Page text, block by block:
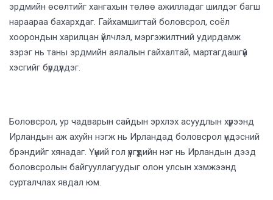
эрдмийн өсөлтийг хангахын төлөө ажилладаг шилдэг багш
нараараа бахархдаг. Гайхамшигтай боловсрол, соёл
хоорондын харилцан үйлчлэл, мэргэжилтний удирдамж
зэрэг нь таны эрдмийн аялалын гайхалтай, мартагдашгүй
хэсгийг бүрдүүлдэг.
Боловсрол, ур чадварын сайдын эрхлэх асуудлын хүрээнд
Ирландын аж ахуйн нэгж нь Ирландад боловсрол үндэсний
брэндийг хянадаг. Үүний гол үүргүүдийн нэг нь Ирландын дээд
боловсролын байгууллагуудыг олон улсын хэмжээнд
сурталчлах явдал юм.